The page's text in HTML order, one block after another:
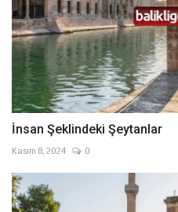
İnsan Şeklindeki Şeytanlar
Kasım 8, 2024 0